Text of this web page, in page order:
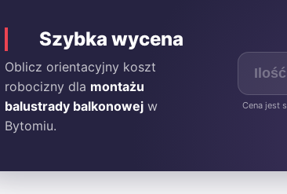
Szybka wycena
Oblicz orientacyjny koszt
robocizny dla montażu
balustrady balkonowej w
Bytomiu.
Cena jest